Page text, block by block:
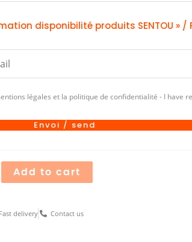
disponibilité produits SENTOU » /
légales et la politique de confidentialité - I have
Envoi / send
Add to cart
Fast delivery Contact us